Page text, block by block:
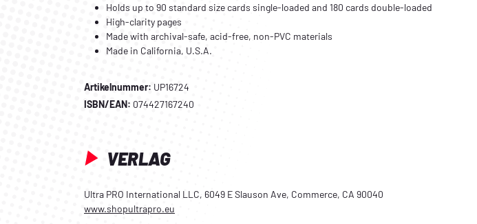
Holds up to 90 standard size cards single-loaded and 180 cards double-loaded
High-clarity pages
Made with archival-safe, acid-free, non-PVC materials
Made in California, U.S.A.
Artikelnummer: UP16724
ISBN/EAN: 074427167240
VERLAG
Ultra PRO International LLC, 6049 E Slauson Ave, Commerce, CA 90040
www.shopultrapro.eu